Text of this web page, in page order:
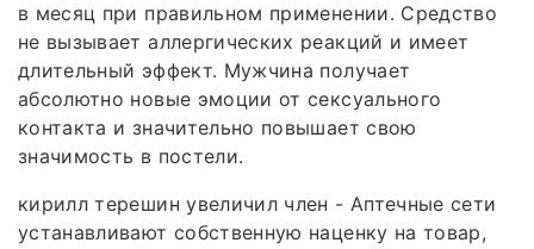
в месяц при правильном применении. Средство
не вызывает аллергических реакций и имеет
длительный эффект. Мужчина получает
абсолютно новые эмоции от сексуального
контакта и значительно повышает свою
значимость в постели.
кирилл терешин увеличил член - Аптечные сети
устанавливают собственную наценку на товар,